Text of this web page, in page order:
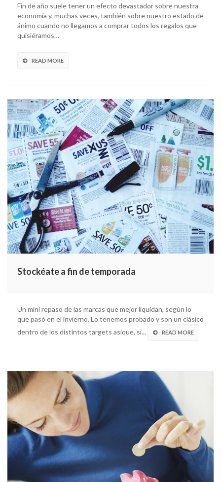
Fin de año suele tener un efecto devastador sobre nuestra
economía y, muchas veces, también sobre nuestro estado de
ánimo cuando no llegamos a comprar todos los regalos que
quisiéramos…
READ MORE
Stockéate a fin de temporada
Un mini repaso de las marcas que mejor liquidan, según lo
que pasó en el invierno. Lo tenemos probado y son un clásico
dentro de los distintos targets asique, si...
READ MORE